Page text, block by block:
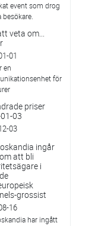
event som drog
veta om...
01
en
för
priser
03
03
ingår
att bli
i
grossist
16
har ingått